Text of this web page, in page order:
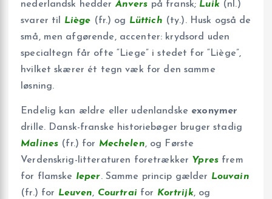
nederlandsk hedder Anvers på fransk; Luik(nl.)
svarer til Liège (fr.) og Lüttich (ty.). Husk også de
små, men afgørende, accenter: krydsord uden
specialtegn får ofte “Liege” i stedet for “Liège”,
hvilket skærer ét tegn væk for den samme
løsning.
Endelig kan ældre eller udenlandske exonymer
drille. Dansk-franske historiebøger bruger stadig
Malines (fr.) for Mechelen, og Første
Verdenskrig-litteraturen foretrækker Ypres frem
for flamske Ieper. Samme princip gælder Louvain
(fr.) for Leuven, Courtrai for Kortrijk, og